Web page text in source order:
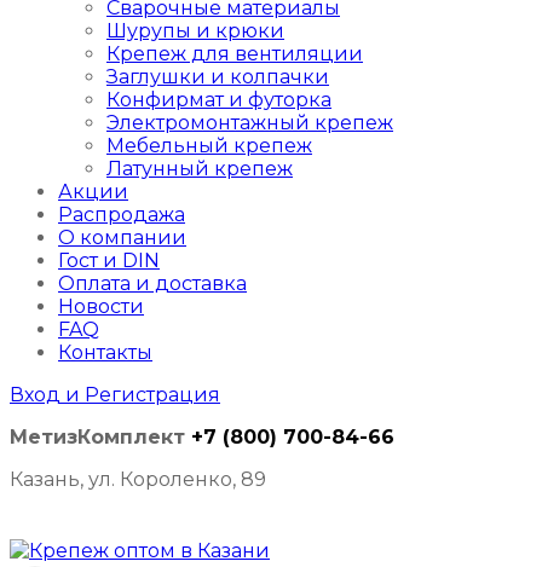
Сварочные материалы
Шурупы и крюки
Крепеж для вентиляции
Заглушки и колпачки
Конфирмат и футорка
Электромонтажный крепеж
Мебельный крепеж
Латунный крепеж
Акции
Распродажа
О компании
Гост и DIN
Оплата и доставка
Новости
FAQ
Контакты
Вход и Регистрация
МетизКомплект +7 (800) 700-84-66
Казань, ул. Короленко, 89